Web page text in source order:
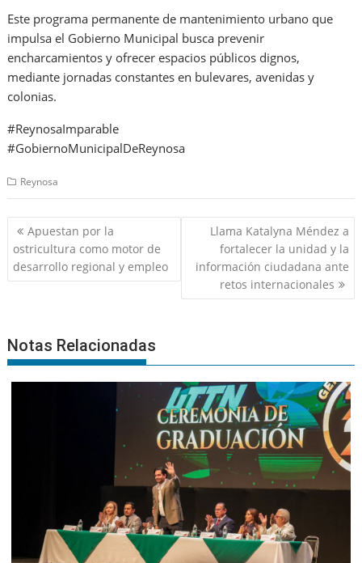
Este programa permanente de mantenimiento urbano que
impulsa el Gobierno Municipal busca prevenir
encharcamientos y ofrecer espacios públicos dignos,
mediante jornadas constantes en bulevares, avenidas y
colonias.
#ReynosaImparable
#GobiernoMunicipalDeReynosa
Reynosa
Navegación
de
entradas
Apuestan por la
ostricultura como motor de
desarrollo regional y empleo
Llama Katalyna Méndez a
fortalecer la unidad y la
información ciudadana ante
retos internacionales
Notas Relacionadas